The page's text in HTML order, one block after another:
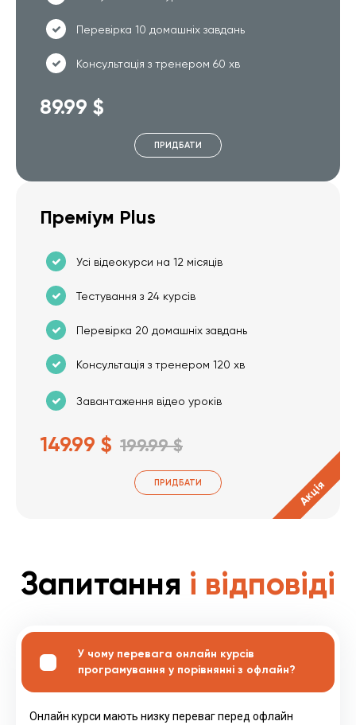
Перевірка 10 домашніх завдань
Консультація з тренером 60 хв
89.99 $
ПРИДБАТИ
Преміум Plus
Усі відеокурси на 12 місяців
Тестування з 24 курсів
Перевірка 20 домашніх завдань
Консультація з тренером 120 хв
Завантаження відео уроків
149.99 $ 199.99 $
ПРИДБАТИ Акція
Запитання і відповіді
У чому перевага онлайн курсів
програмування у порівнянні з офлайн?
Онлайн курси мають низку переваг перед офлайн